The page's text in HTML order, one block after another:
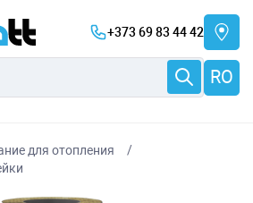
+373 69 83 44 42
RO
для отопления